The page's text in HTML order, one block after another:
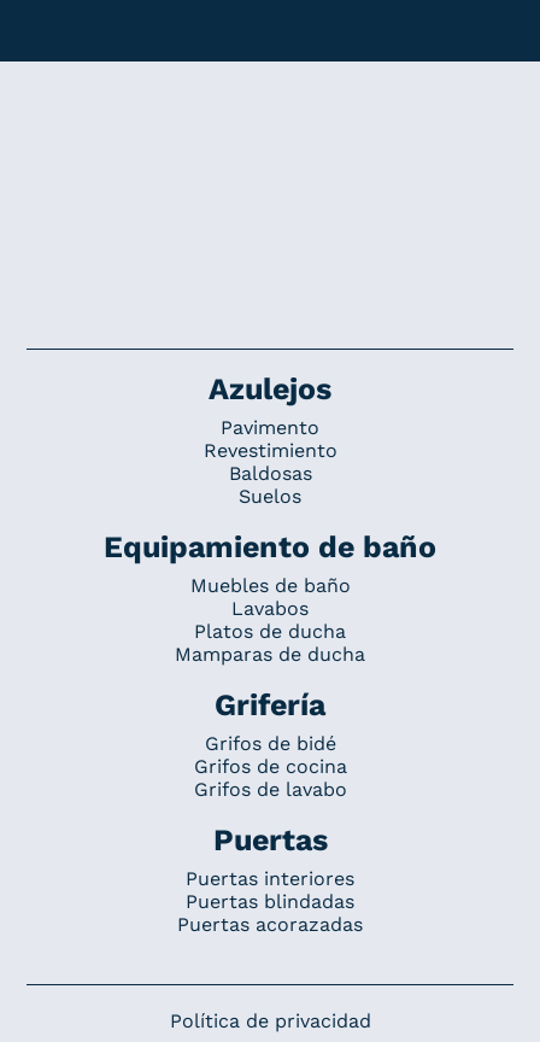
Azulejos
Pavimento
Revestimiento
Baldosas
Suelos
Equipamiento de baño
Muebles de baño
Lavabos
Platos de ducha
Mamparas de ducha
Grifería
Grifos de bidé
Grifos de cocina
Grifos de lavabo
Puertas
Puertas interiores
Puertas blindadas
Puertas acorazadas
Política de privacidad